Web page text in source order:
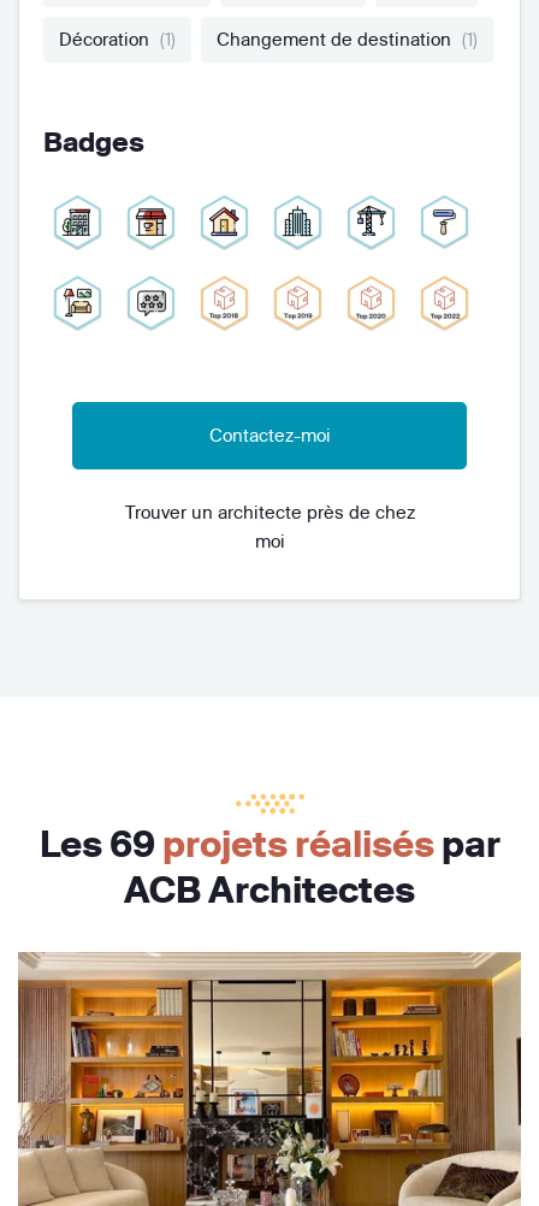
Décoration (1) Changement de destination (1)
Badges
Contactez-moi
Trouver un architecte près de chez
moi
Les 69 projets réaliséspar
ACB Architectes